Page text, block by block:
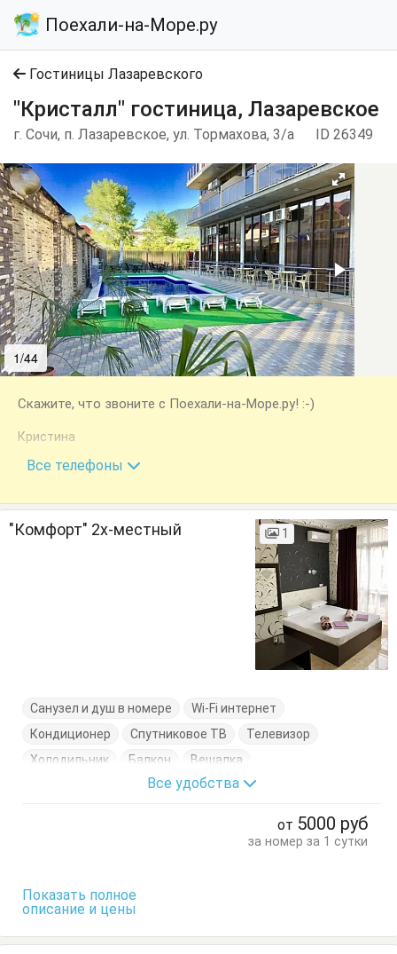
Поехали-на-Море.ру
Гостиницы Лазаревского
"Кристалл" гостиница, Лазаревское
г. Сочи, п. Лазаревское, ул. Тормахова, 3/а ID 26349
1/44
Скажите, что звоните с Поехали-на-Море.ру! :-)
Кристина
+7 (918) 001-30-01
Все телефоны
"Комфорт" 2х-местный 1
Санузел и душ в номере
Wi-Fi интернет
Кондиционер
Спутниковое ТВ
Телевизор
Холодильник
Балкон
Вешалка
Журнальный столик
Кресло
Кровать двуспальная
Шкаф
Все удобства
от 5000 руб
за номер за 1 сутки
Показать полное
описание и цены